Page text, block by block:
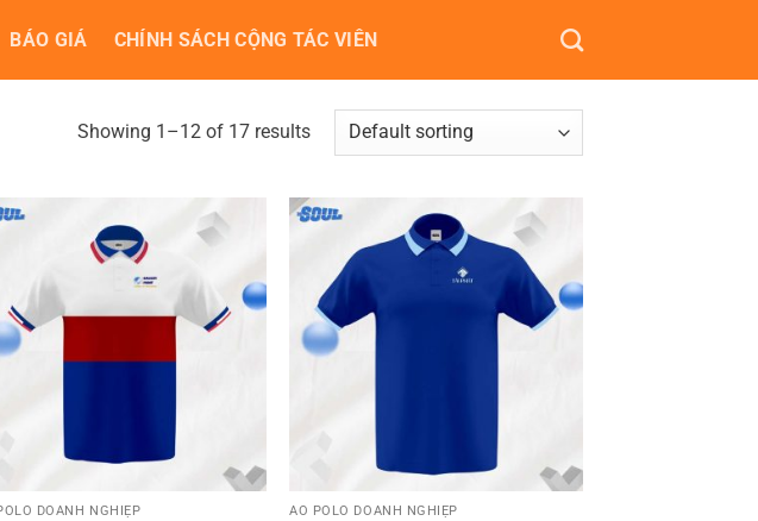
BÁO GIÁ CHÍNH SÁCH CỘNG TÁC VIÊN
Showing 1–12 of 17 results
DOANH NGHIỆP ÁO POLO DOANH NGHIỆP